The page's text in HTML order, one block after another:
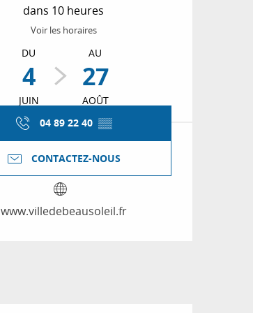
dans 10 heures
Voir les horaires
DU
4
JUIN
AU
27
AOÛT
04 89 22 40 ▒▒
CONTACTEZ-NOUS
www.villedebeausoleil.fr